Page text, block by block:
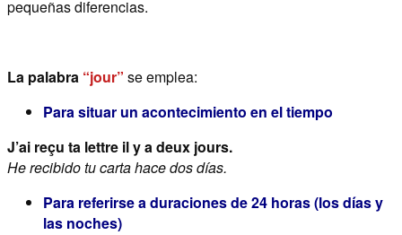
pequeñas diferencias.
La palabra “jour” se emplea:
Para situar un acontecimiento en el tiempo
J’ai reçu ta lettre il y a deux jours.
He recibido tu carta hace dos días.
Para referirse a duraciones de 24 horas (los días y
las noches)